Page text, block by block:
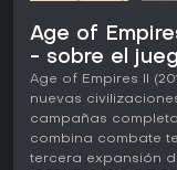
Age of
- sobre el
Age of Empires II
nuevas
campañas
combina combate
tercera expansión